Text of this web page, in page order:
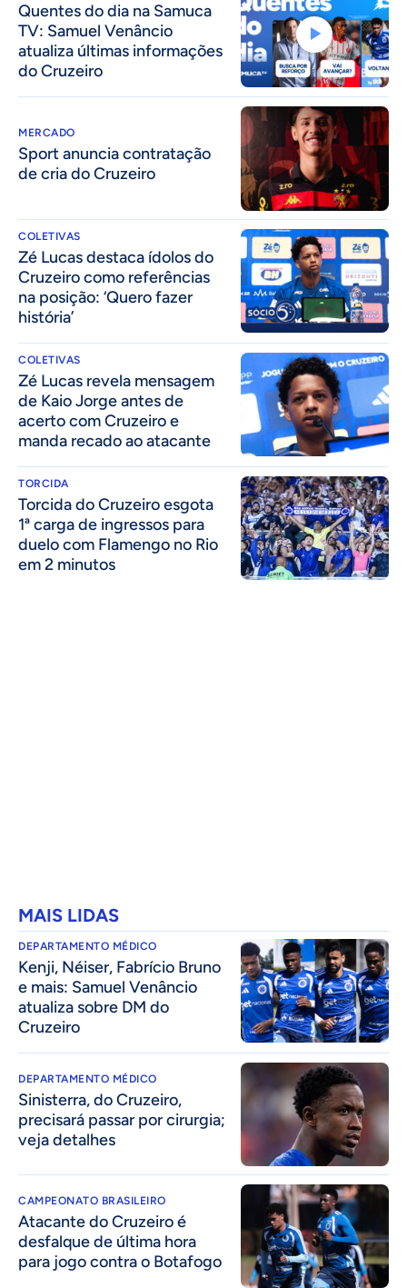
Quentes do dia na Samuca
TV: Samuel Venâncio
atualiza últimas informações
do Cruzeiro
MERCADO
Sport anuncia contratação
de cria do Cruzeiro
COLETIVAS
Zé Lucas destaca ídolos do
Cruzeiro como referências
na posição: ‘Quero fazer
história’
COLETIVAS
Zé Lucas revela mensagem
de Kaio Jorge antes de
acerto com Cruzeiro e
manda recado ao atacante
TORCIDA
Torcida do Cruzeiro esgota
1ª carga de ingressos para
duelo com Flamengo no Rio
em 2 minutos
MAIS LIDAS
DEPARTAMENTO MÉDICO
Kenji, Néiser, Fabrício Bruno
e mais: Samuel Venâncio
atualiza sobre DM do
Cruzeiro
DEPARTAMENTO MÉDICO
Sinisterra, do Cruzeiro,
precisará passar por cirurgia;
veja detalhes
CAMPEONATO BRASILEIRO
Atacante do Cruzeiro é
desfalque de última hora
para jogo contra o Botafogo